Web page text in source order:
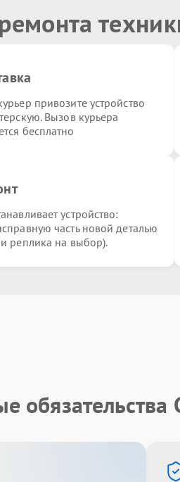
привозите устройство
Вызов курьера
бесплатно
устройство:
часть новой деталью
реплика на выбор).